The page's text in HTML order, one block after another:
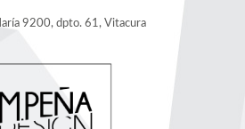
9200, dpto. 61, Vitacura